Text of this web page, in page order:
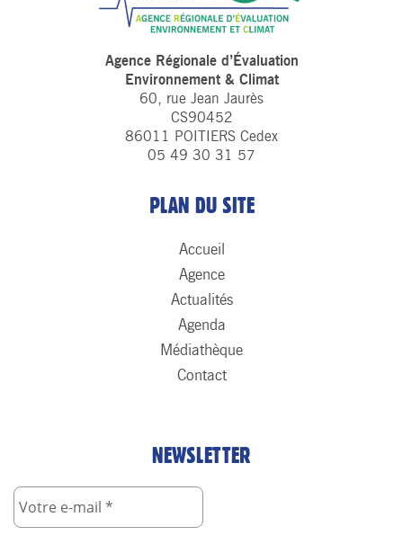
Agence Régionale d’Évaluation
Environnement & Climat
60, rue Jean Jaurès
CS90452
86011 POITIERS Cedex
05 49 30 31 57
PLAN DU SITE
Accueil
Agence
Actualités
Agenda
Médiathèque
Contact
NEWSLETTER